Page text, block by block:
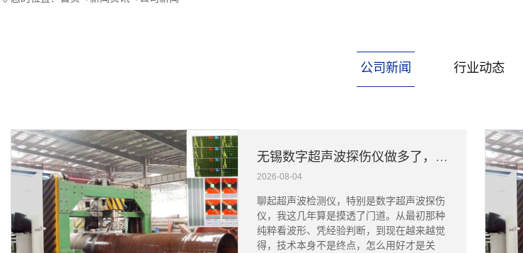
公司新闻 行业动态
无锡数字超声波探伤仪做多了，我改变了这个看法
2026-08-04
聊起超声波检测仪，特别是数字超声波探伤
仪，我这几年算是摸透了门道。从最初那种
纯粹看波形、凭经验判断，到现在越来越觉
得，技术本身不是终点，怎么用好才是关